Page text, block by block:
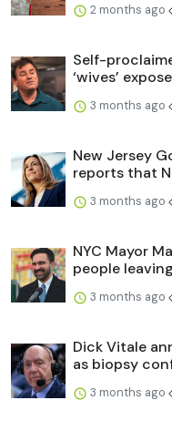
2 months ago
Self-
‘wives’
3 months ago
New Jersey
reports that
3 months ago
NYC Mayor
people
3 months ago
Dick Vitale
as biopsy
3 months ago